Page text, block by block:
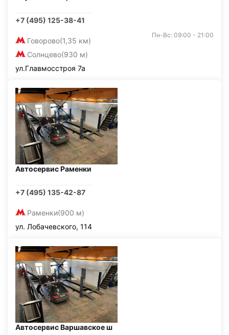
+7 (495) 125-38-41
Говорово(1,35 км)
Солнцево(930 м)
Пн-Вс: 09:00 - 21:00
ул.Главмосстроя 7а
Автосервис Раменки
+7 (495) 135-42-87
Раменки(900 м)
ул. Лобачевского, 114
Автосервис Варшавское ш